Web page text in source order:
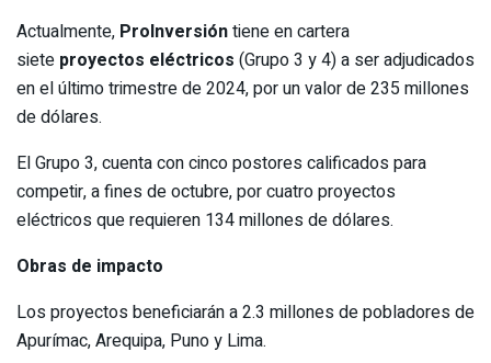
Actualmente, ProInversióntiene en cartera
siete proyectos eléctricos (Grupo 3 y 4) a ser adjudicados
en el último trimestre de 2024, por un valor de 235 millones
de dólares.
El Grupo 3, cuenta con cinco postores calificados para
competir, a fines de octubre, por cuatro proyectos
eléctricos que requieren 134 millones de dólares.
Obras de impacto
Los proyectos beneficiarán a 2.3 millones de pobladores de
Apurímac, Arequipa, Puno y Lima.